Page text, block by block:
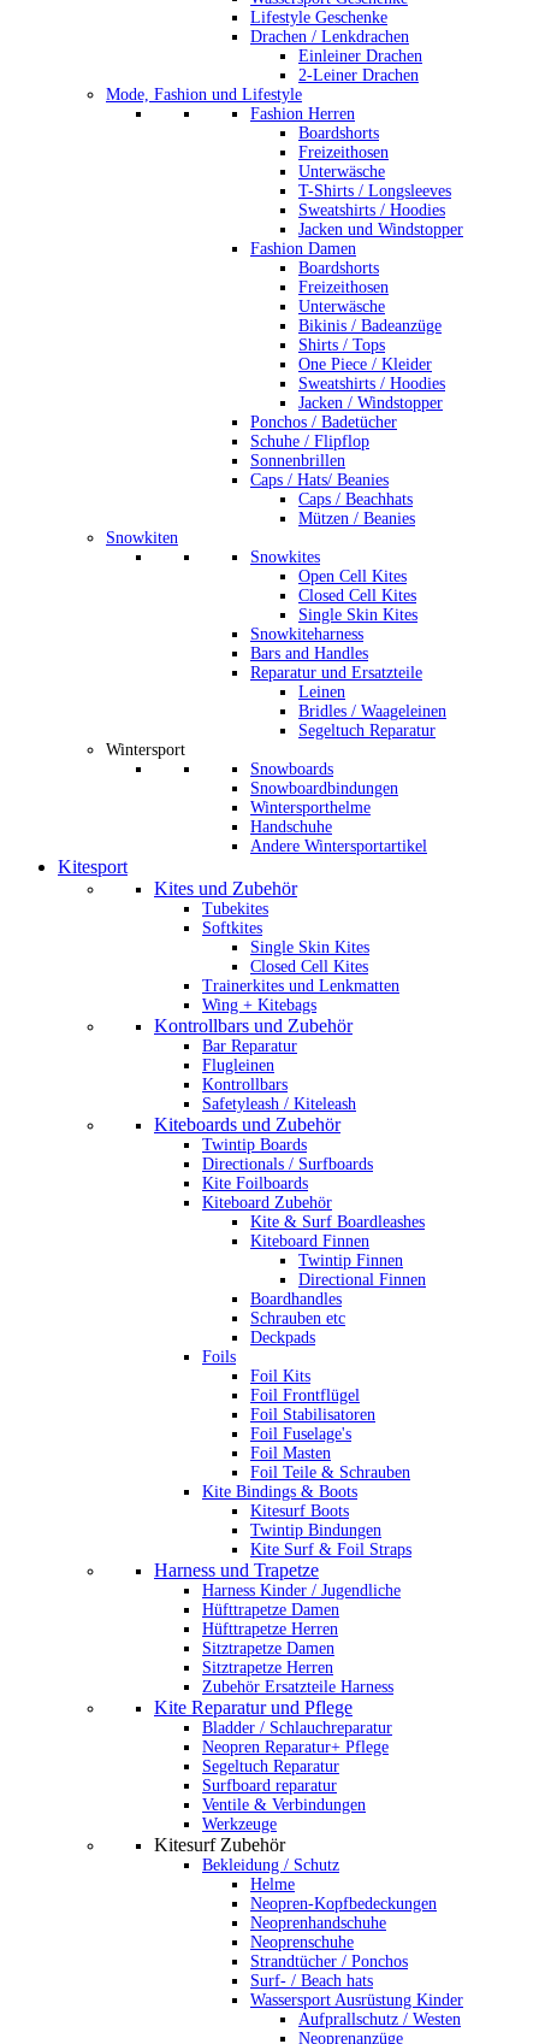
Lifestyle Geschenke
Drachen / Lenkdrachen
Einleiner Drachen
2-Leiner Drachen
Mode, Fashion und Lifestyle
Fashion Herren
Boardshorts
Freizeithosen
Unterwäsche
T-Shirts / Longsleeves
Sweatshirts / Hoodies
Jacken und Windstopper
Fashion Damen
Boardshorts
Freizeithosen
Unterwäsche
Bikinis / Badeanzüge
Shirts / Tops
One Piece / Kleider
Sweatshirts / Hoodies
Jacken / Windstopper
Ponchos / Badetücher
Schuhe / Flipflop
Sonnenbrillen
Caps / Hats/ Beanies
Caps / Beachhats
Mützen / Beanies
Snowkiten
Snowkites
Open Cell Kites
Closed Cell Kites
Single Skin Kites
Snowkiteharness
Bars and Handles
Reparatur und Ersatzteile
Leinen
Bridles / Waageleinen
Segeltuch Reparatur
Wintersport
Snowboards
Snowboardbindungen
Wintersporthelme
Handschuhe
Andere Wintersportartikel
Kitesport
Kites und Zubehör
Tubekites
Softkites
Single Skin Kites
Closed Cell Kites
Trainerkites und Lenkmatten
Wing + Kitebags
Kontrollbars und Zubehör
Bar Reparatur
Flugleinen
Kontrollbars
Safetyleash / Kiteleash
Kiteboards und Zubehör
Twintip Boards
Directionals / Surfboards
Kite Foilboards
Kiteboard Zubehör
Kite & Surf Boardleashes
Kiteboard Finnen
Twintip Finnen
Directional Finnen
Boardhandles
Schrauben etc
Deckpads
Foils
Foil Kits
Foil Frontflügel
Foil Stabilisatoren
Foil Fuselage's
Foil Masten
Foil Teile & Schrauben
Kite Bindings & Boots
Kitesurf Boots
Twintip Bindungen
Kite Surf & Foil Straps
Harness und Trapetze
Harness Kinder / Jugendliche
Hüfttrapetze Damen
Hüfttrapetze Herren
Sitztrapetze Damen
Sitztrapetze Herren
Zubehör Ersatzteile Harness
Kite Reparatur und Pflege
Bladder / Schlauchreparatur
Neopren Reparatur+ Pflege
Segeltuch Reparatur
Surfboard reparatur
Ventile & Verbindungen
Werkzeuge
Kitesurf Zubehör
Bekleidung / Schutz
Helme
Neopren-Kopfbedeckungen
Neoprenhandschuhe
Neoprenschuhe
Strandtücher / Ponchos
Surf- / Beach hats
Wassersport Ausrüstung Kinder
Aufprallschutz / Westen
Neoprenanzüge